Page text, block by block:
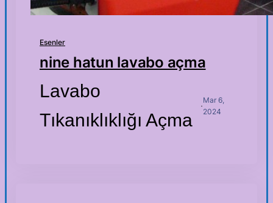
Esenler
nine hatun lavabo açma
Lavabo
Tıkanıklıklığı Açma
·
Mar 6,
2024